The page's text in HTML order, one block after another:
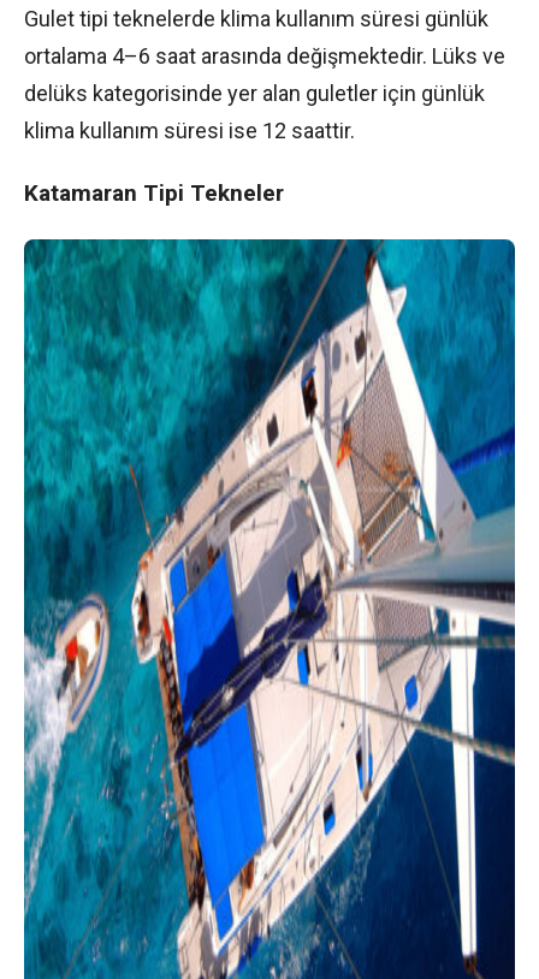
Gulet tipi teknelerde klima kullanım süresi günlük
ortalama 4–6 saat arasında değişmektedir. Lüks ve
delüks kategorisinde yer alan guletler için günlük
klima kullanım süresi ise 12 saattir.
Katamaran Tipi Tekneler